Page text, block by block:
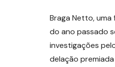
Braga Netto,
do ano passado
investigações
delação